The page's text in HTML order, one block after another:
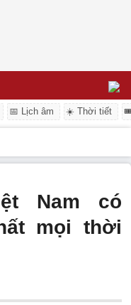
📅 Lịch âm ☀️ Thời tiết
Nam có
mọi thời